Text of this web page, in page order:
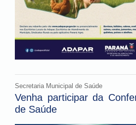
Secretaria Municipal de Saúde
Venha participar da
de Saúde